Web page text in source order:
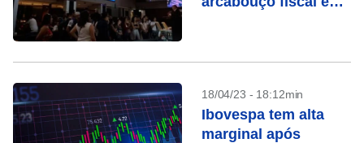
18/04/23 - 18:12min
Ibovespa tem alta
marginal após